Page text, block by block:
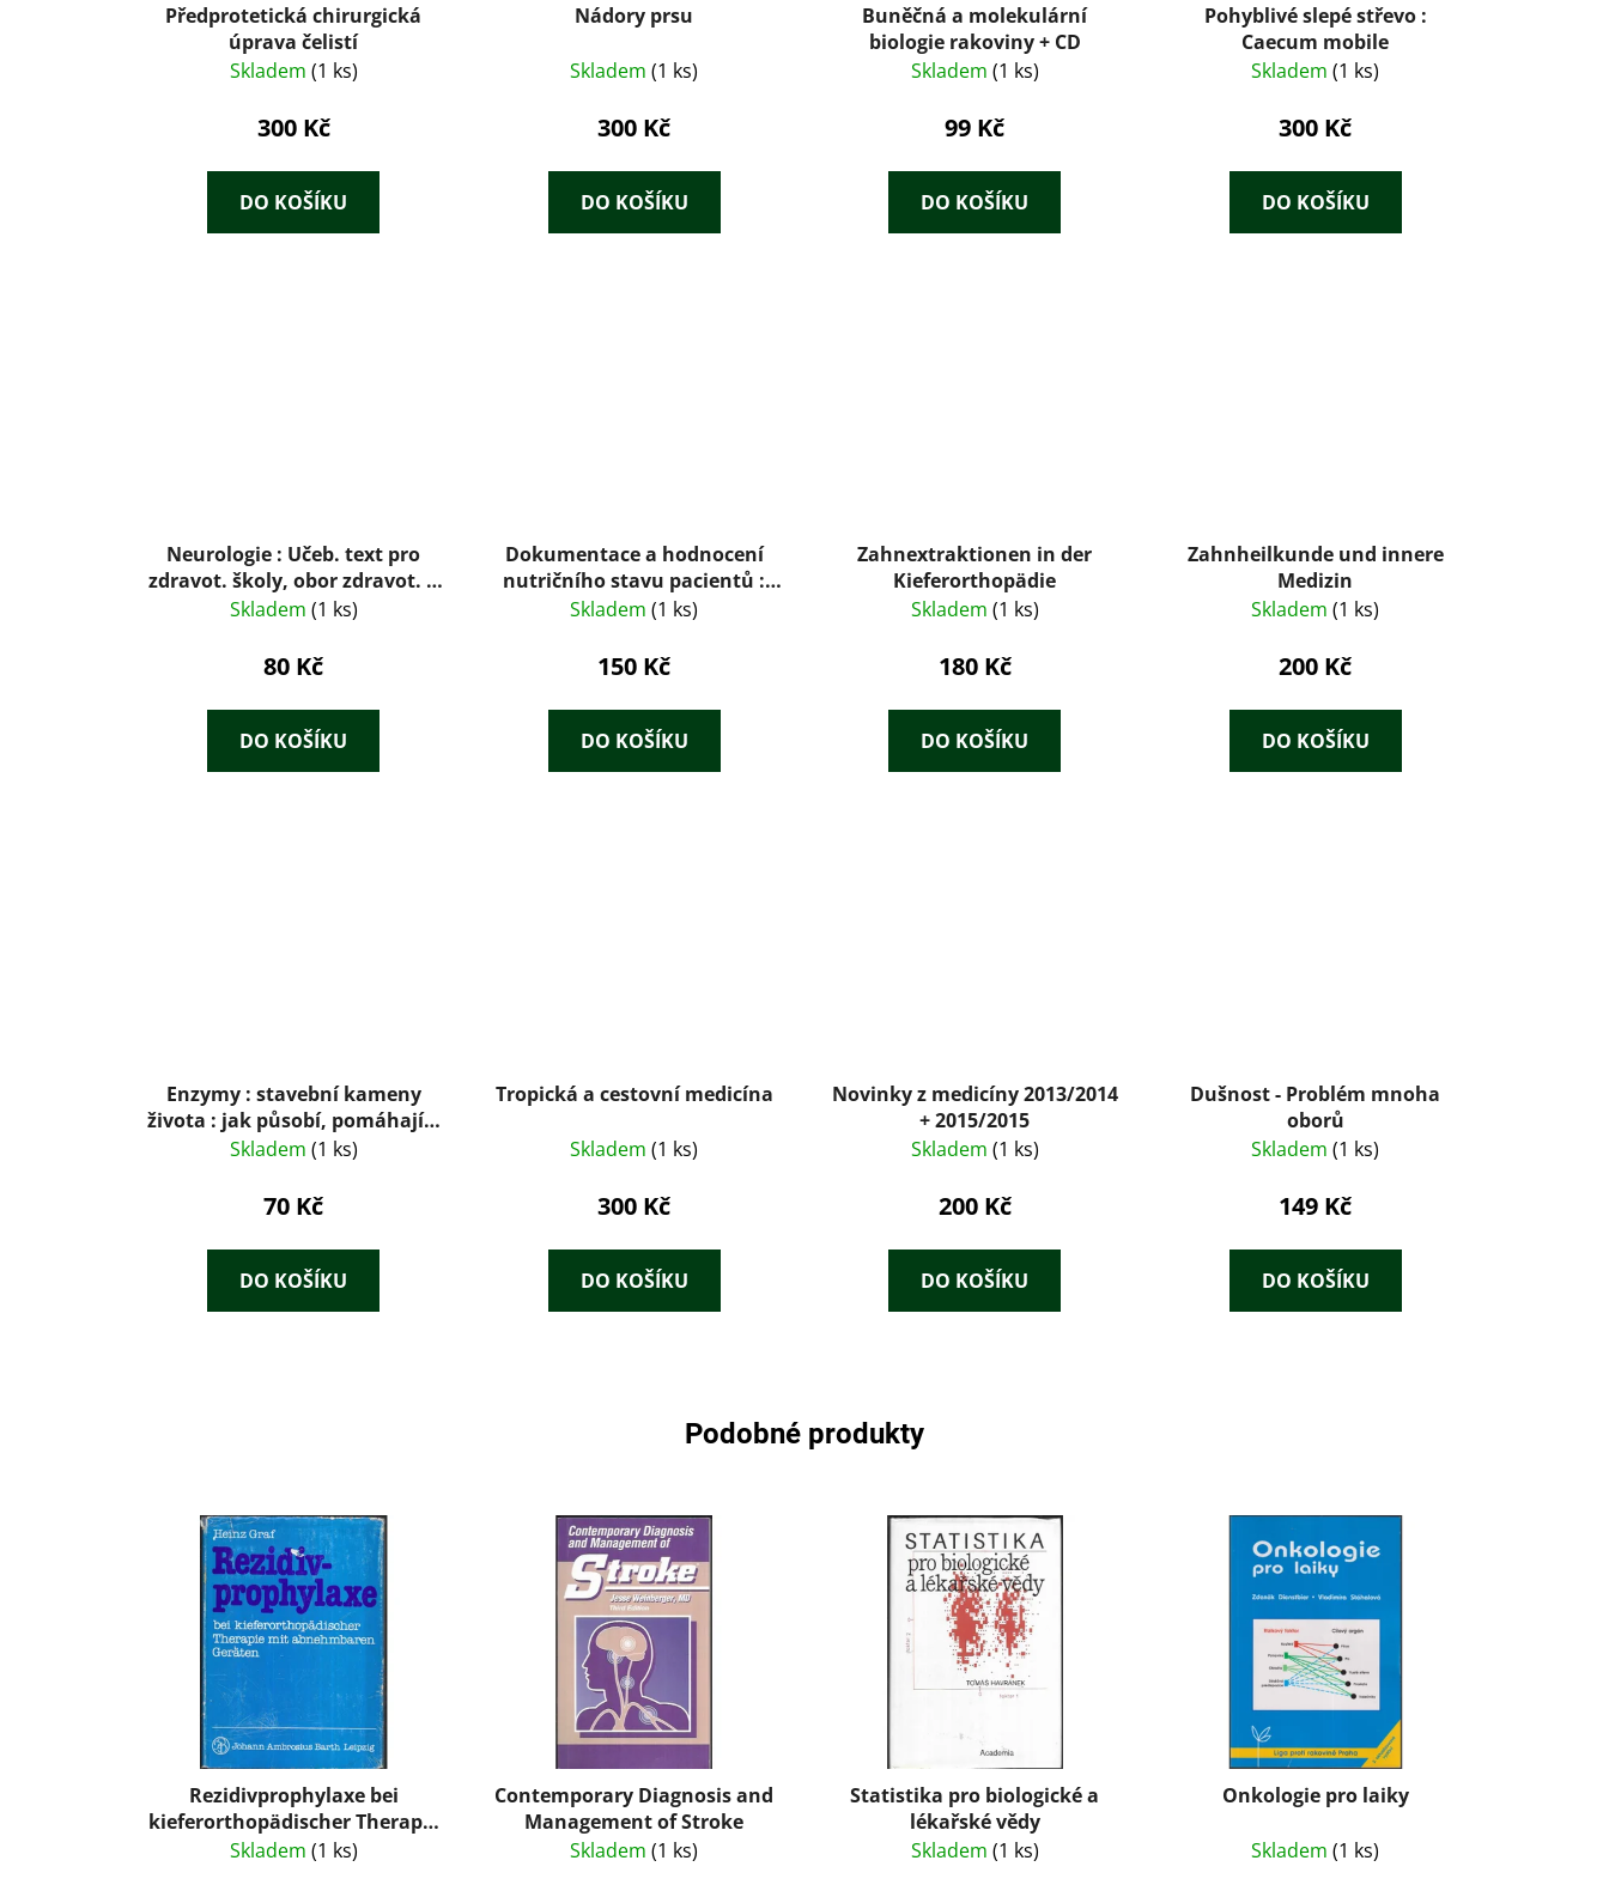
Předprotetická chirurgická
úprava čelistí
Skladem (1 ks)
300 Kč
DO KOŠÍKU
Nádory prsu
Skladem(1 ks)
300 Kč
DO KOŠÍKU
Buněčná a molekulární
biologie rakoviny + CD
Skladem (1 ks)
99 Kč
DO KOŠÍKU
Pohyblivé slepé střevo :
Caecum mobile
Skladem(1 ks)
300 Kč
DO KOŠÍKU
Neurologie : Učeb. text pro
zdravot. školy, obor zdravot. a
dětských sester
Skladem (1 ks)
80 Kč
DO KOŠÍKU
Dokumentace a hodnocení
nutričního stavu pacientů :
6.5.2004
Skladem(1 ks)
150 Kč
DO KOŠÍKU
Zahnextraktionen in der
Kieferorthopädie
Skladem (1 ks)
180 Kč
DO KOŠÍKU
Zahnheilkunde und innere
Medizin
Skladem(1 ks)
200 Kč
DO KOŠÍKU
Enzymy : stavební kameny
života : jak působí, pomáhají a
léčí
Skladem (1 ks)
70 Kč
DO KOŠÍKU
Tropická a cestovní medicína
Skladem(1 ks)
300 Kč
DO KOŠÍKU
Novinky z medicíny 2013/2014
+ 2015/2015
Skladem (1 ks)
200 Kč
DO KOŠÍKU
Dušnost - Problém mnoha
oborů
Skladem(1 ks)
149 Kč
DO KOŠÍKU
Podobné produkty
Rezidivprophylaxe bei
kieferorthopädischer Therapie
mit abnehmbaren Geräten
Skladem (1 ks)
Contemporary Diagnosis and
Management of Stroke
Skladem(1 ks)
Statistika pro biologické a
lékařské vědy
Skladem (1 ks)
Onkologie pro laiky
Skladem(1 ks)